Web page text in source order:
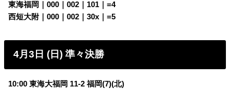
東海福岡｜000｜002｜101｜=4
西短大附｜000｜002｜30x｜=5
4月3日 (日) 準々決勝
10:00 東海大福岡 11-2 福岡(7)(北)